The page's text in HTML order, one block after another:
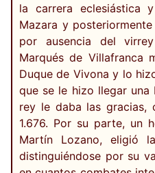
la carrera eclesiástica
Mazara y
por ausencia del
Marqués de Villafranca
Duque de Vivona y lo
que se le hizo llegar una
rey le daba las
1.676. Por su parte, un
Martín Lozano, eligió
distinguiéndose por su